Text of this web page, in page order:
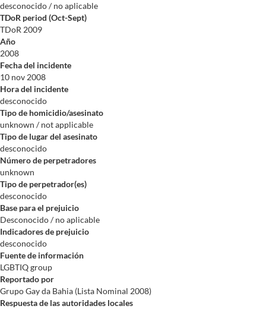
desconocido / no aplicable
TDoR period (Oct-Sept)
TDoR 2009
Año
2008
Fecha del incidente
10 nov 2008
Hora del incidente
desconocido
Tipo de homicidio/asesinato
unknown / not applicable
Tipo de lugar del asesinato
desconocido
Número de perpetradores
unknown
Tipo de perpetrador(es)
desconocido
Base para el prejuicio
Desconocido / no aplicable
Indicadores de prejuicio
desconocido
Fuente de información
LGBTIQ group
Reportado por
Grupo Gay da Bahia (Lista Nominal 2008)
Respuesta de las autoridades locales